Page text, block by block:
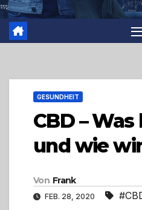
GESUNDHEIT
CBD –
und wie
Von Frank
FEB. 28, 2020